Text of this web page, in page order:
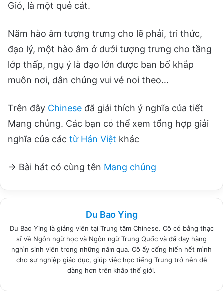
Gió, là một quẻ cát.
Năm hào âm tượng trưng cho lẽ phải, tri thức,
đạo lý, một hào âm ở dưới tượng trưng cho tầng
lớp thấp, ngụ ý là đạo lớn được ban bố khắp
muôn nơi, dân chúng vui vẻ noi theo…
Trên đây Chinese đã giải thích ý nghĩa của tiết
Mang chủng. Các bạn có thể xem tổng hợp giải
nghĩa của các từ Hán Việt khác
→ Bài hát có cùng tên Mang chủng
Du Bao Ying
Du Bao Ying là giảng viên tại Trung tâm Chinese. Cô có bằng thạc
sĩ về Ngôn ngữ học và Ngôn ngữ Trung Quốc và đã dạy hàng
nghìn sinh viên trong những năm qua. Cô ấy cống hiến hết mình
cho sự nghiệp giáo dục, giúp việc học tiếng Trung trở nên dễ
dàng hơn trên khắp thế giới.